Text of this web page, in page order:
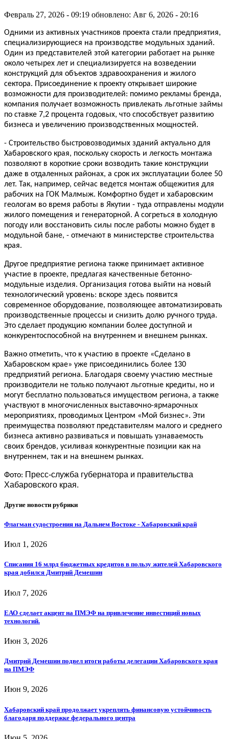
Февраль 27, 2026 - 09:19 обновлено: Авг 6, 2026 - 20:16
Одними из активных участников проекта стали предприятия,
специализирующиеся на производстве модульных зданий.
Один из представителей этой категории работает на рынке
около четырех лет и специализируется на возведении
конструкций для объектов здравоохранения и жилого
сектора. Присоединение к проекту открывает широкие
возможности для производителей: помимо рекламы бренда,
компания получает возможность привлекать льготные займы
по ставке 7,2 процента годовых, что способствует развитию
бизнеса и увеличению производственных мощностей.
- Строительство быстровозводимых зданий актуально для
Хабаровского края, поскольку скорость и легкость монтажа
позволяют в короткие сроки возводить такие конструкции
даже в отдаленных районах, а срок их эксплуатации более 50
лет. Так, например, сейчас ведется монтаж общежития для
рабочих на ГОК Малмыж. Комфортно будет и хабаровским
геологам во время работы в Якутии - туда отправлены модули
жилого помещения и генераторной. А согреться в холодную
погоду или восстановить силы после работы можно будет в
модульной бане, - отмечают в министерстве строительства
края.
Другое предприятие региона также принимает активное
участие в проекте, предлагая качественные бетонно-
модульные изделия. Организация готова выйти на новый
технологический уровень: вскоре здесь появится
современное оборудование, позволяющее автоматизировать
производственные процессы и снизить долю ручного труда.
Это сделает продукцию компании более доступной и
конкурентоспособной на внутреннем и внешнем рынках.
Важно отметить, что к участию в проекте «Сделано в
Хабаровском крае» уже присоединились более 130
предприятий региона. Благодаря своему участию местные
производители не только получают льготные кредиты, но и
могут бесплатно пользоваться имуществом региона, а также
участвуют в многочисленных выставочно-ярмарочных
мероприятиях, проводимых Центром «Мой бизнес». Эти
преимущества позволяют представителям малого и среднего
бизнеса активно развиваться и повышать узнаваемость
своих брендов, усиливая конкурентные позиции как на
внутреннем, так и на внешнем рынках.
Фото: Пресс-служба губернатора и правительства
Хабаровского края.
Другие новости рубрики
Флагман судостроения на Дальнем Востоке - Хабаровский край
Июл 1, 2026
Списания 16 млрд бюджетных кредитов в пользу жителей Хабаровского
края добился Дмитрий Демешин
Июл 7, 2026
ЕАО сделает акцент на ПМЭФ на привлечение инвестиций новых
технологий.
Июн 3, 2026
Дмитрий Демешин подвел итоги работы делегации Хабаровского края
на ПМЭФ
Июн 9, 2026
Хабаровский край продолжает укреплять финансовую устойчивость
благодаря поддержке федерального центра